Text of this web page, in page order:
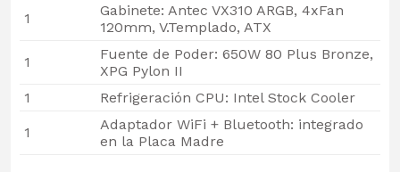
1
Gabinete: Antec VX310 ARGB, 4xFan
120mm, V.Templado, ATX
1
Fuente de Poder: 650W 80 Plus Bronze,
XPG Pylon II
1
Refrigeración CPU: Intel Stock Cooler
1
Adaptador WiFi + Bluetooth: integrado
en la Placa Madre